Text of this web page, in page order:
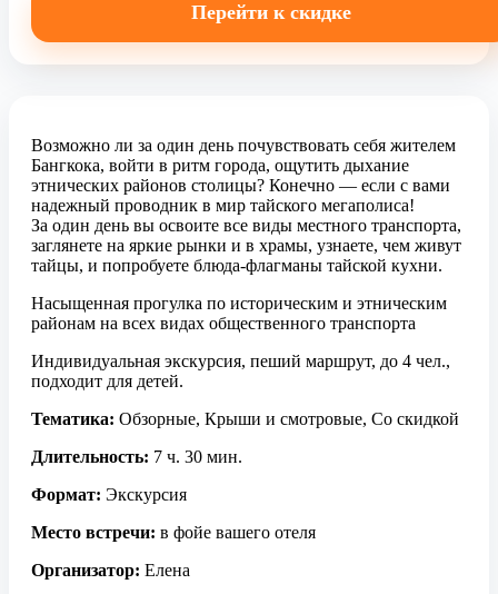
Перейти к скидке
Возможно ли за один день почувствовать себя жителем
Бангкока, войти в ритм города, ощутить дыхание
этнических районов столицы? Конечно — если с вами
надежный проводник в мир тайского мегаполиса!
За один день вы освоите все виды местного транспорта,
заглянете на яркие рынки и в храмы, узнаете, чем живут
тайцы, и попробуете блюда-флагманы тайской кухни.
Насыщенная прогулка по историческим и этническим
районам на всех видах общественного транспорта
Индивидуальная экскурсия, пеший маршрут, до 4 чел.,
подходит для детей.
Тематика: Обзорные, Крыши и смотровые, Со скидкой
Длительность: 7 ч. 30 мин.
Формат: Экскурсия
Место встречи: в фойе вашего отеля
Организатор: Елена